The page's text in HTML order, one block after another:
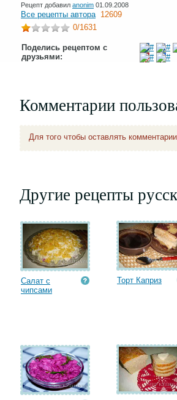
Рецепт добавил anonim 01.09.2008
Все рецепты автора 12609
0/1631
Поделись рецептом с
друзьями:
Комментарии
Для того чтобы оставлять
Другие рецепты
Салат с
чипсами
Торт Каприз